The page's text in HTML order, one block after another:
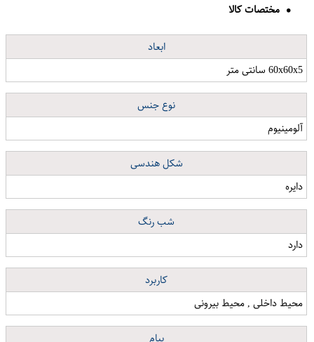
مختصات کالا
ابعاد
60x60x5 سانتی متر
نوع جنس
آلومینیوم
شکل هندسی
دایره
شب رنگ
دارد
کاربرد
محیط داخلی , محیط بیرونی
پیام